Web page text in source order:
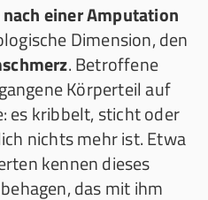
einer Amputation
Dimension, den
. Betroffene
Körperteil auf
es kribbelt, sticht oder
nichts mehr ist. Etwa
kennen dieses
das mit ihm